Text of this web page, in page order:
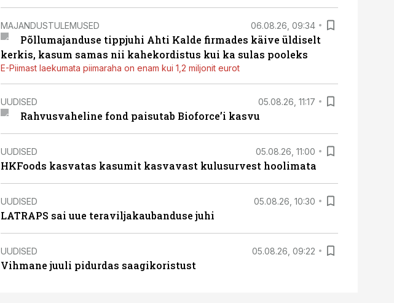
MAJANDUSTULEMUSED 06.08.26, 09:34
Põllumajanduse tippjuhi Ahti Kalde firmades käive üldiselt
kerkis, kasum samas nii kahekordistus kui ka sulas pooleks
E-Piimast laekumata piimaraha on enam kui 1,2 miljonit eurot
UUDISED 05.08.26, 11:17
Rahvusvaheline fond paisutab Bioforce’i kasvu
UUDISED 05.08.26, 11:00
HKFoods kasvatas kasumit kasvavast kulusurvest hoolimata
UUDISED 05.08.26, 10:30
LATRAPS sai uue teraviljakaubanduse juhi
UUDISED 05.08.26, 09:22
Vihmane juuli pidurdas saagikoristust